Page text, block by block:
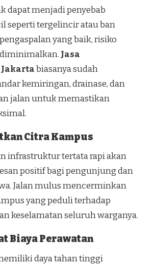
dapat menjadi penyebab
seperti tergelincir atau ban
yang baik, risiko
Jasa
biasanya sudah
kemiringan, drainase, dan
jalan untuk memastikan
Citra Kampus
infrastruktur tertata rapi akan
positif bagi pengunjung dan
Jalan mulus mencerminkan
yang peduli terhadap
keselamatan seluruh warganya.
Biaya Perawatan
daya tahan tinggi